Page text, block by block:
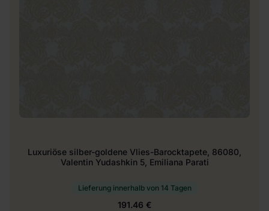
Luxuriöse silber-goldene Vlies-Barocktapete, 86080,
Valentin Yudashkin 5, Emiliana Parati
Lieferung innerhalb von 14 Tagen
191.46 €